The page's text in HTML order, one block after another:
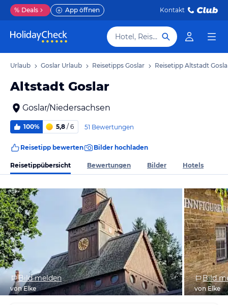
% Deals App öffnen Kontakt
Hotel, Reiseziel
Urlaub Goslar Urlaub Reisetipps Goslar Reisetipp Altstadt
Altstadt Goslar
Goslar/Niedersachsen
100% 5,8 / 6 51 Bewertungen
Reisetipp bewerten Bilder hochladen
Reisetippübersicht Bewertungen Bilder Hotels
Bild melden
von Elke
Bild
von Elke